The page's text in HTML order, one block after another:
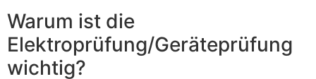
Warum ist die
Elektroprüfung/Geräteprüfung
wichtig?